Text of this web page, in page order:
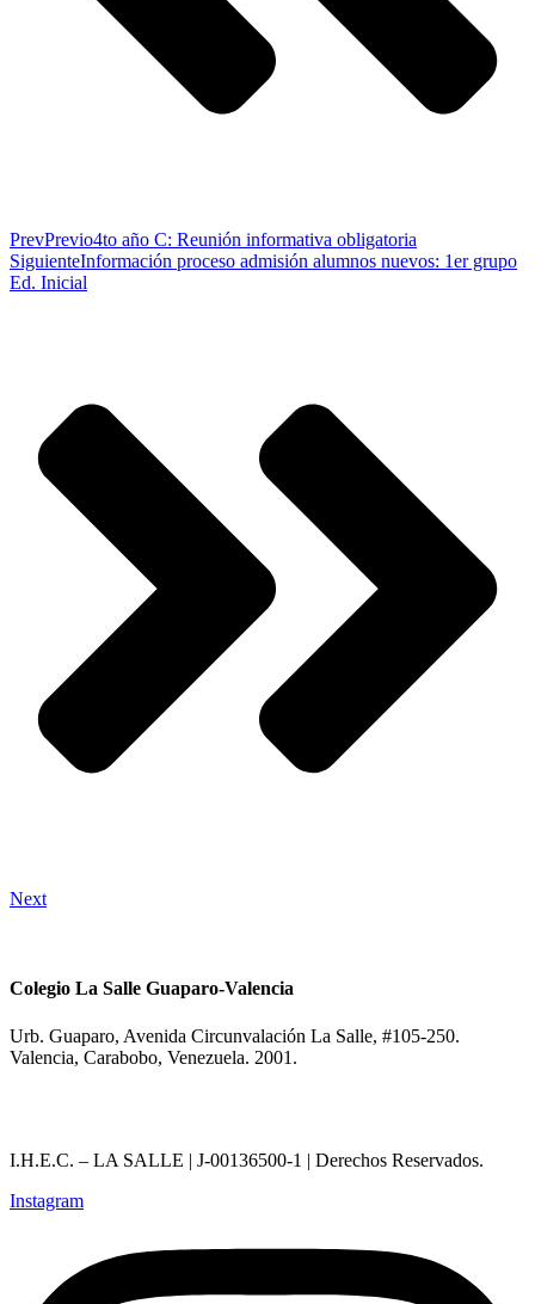
PrevPrevio4to año C: Reunión informativa obligatoria
SiguienteInformación proceso admisión alumnos nuevos: 1er grupo
Ed. Inicial
Next
Colegio La Salle Guaparo-Valencia
Urb. Guaparo, Avenida Circunvalación La Salle, #105-250.
Valencia, Carabobo, Venezuela. 2001.
I.H.E.C. – LA SALLE | J-00136500-1 | Derechos Reservados.
Instagram